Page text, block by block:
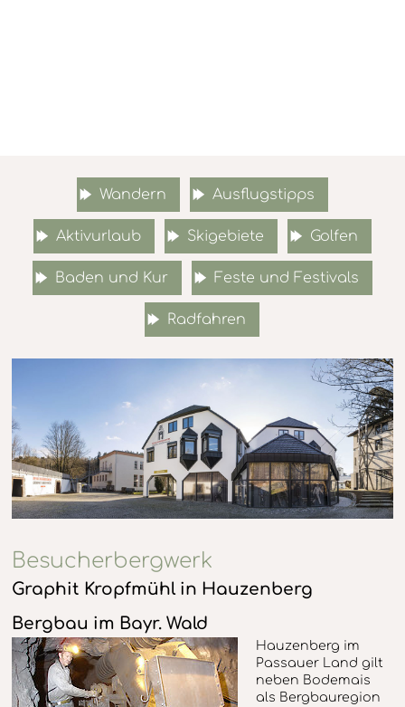
Wandern Ausflugstipps
Aktivurlaub Skigebiete Golfen
Baden und Kur Feste und Festivals
Radfahren
Besucherbergwerk
Graphit Kropfmühl in Hauzenberg
Bergbau im Bayr. Wald
Hauzenberg im
Passauer Land gilt
neben Bodemais
als Bergbauregion